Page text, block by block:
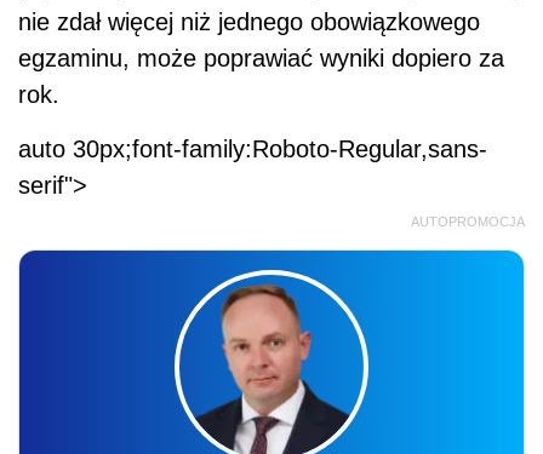
nie zdał więcej niż jednego obowiązkowego
egzaminu, może poprawiać wyniki dopiero za
rok.
auto 30px;font-family:Roboto-Regular,sans-
serif">
AUTOPROMOCJA